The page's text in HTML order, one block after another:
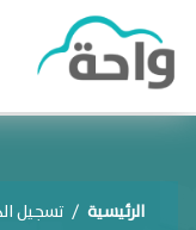
الرئيسية / تسجيل